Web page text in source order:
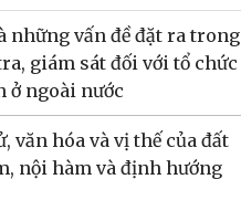
những vấn đề đặt ra trong
giám sát đối với tổ chức
ở ngoài nước
văn hóa và vị thế của đất
nội hàm và định hướng